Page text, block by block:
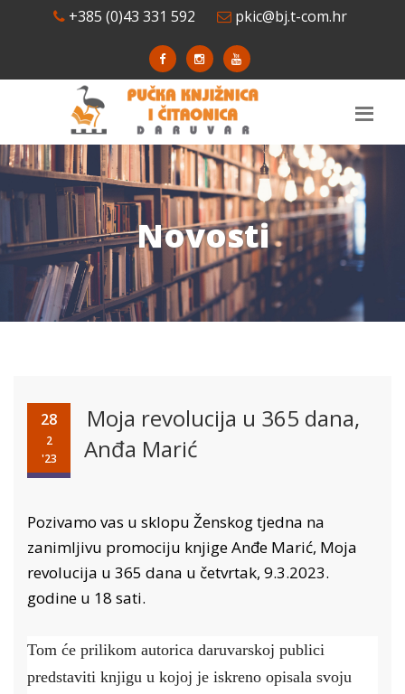
+385 (0)43 331 592 pkic@bj.t-com.hr
Novosti
28
2
'23
Moja revolucija u 365 dana,
Anđa Marić
Pozivamo vas u sklopu Ženskog tjedna na
zanimljivu promociju knjige Anđe Marić, Moja
revolucija u 365 dana u četvrtak, 9.3.2023.
godine u 18 sati.
Tom će prilikom autorica daruvarskoj publici
predstaviti knjigu u kojoj je iskreno opisala svoju